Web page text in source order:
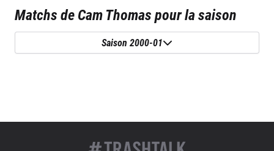
Matchs deCam Thomaspour la saison
Saison 2000-01